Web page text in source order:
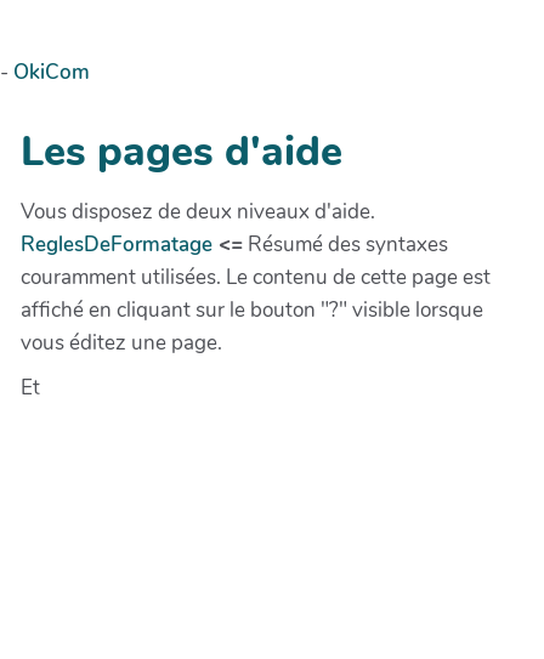
- OkiCom
Les pages d'aide
Vous disposez de deux niveaux d'aide.
ReglesDeFormatage <= Résumé des syntaxes
couramment utilisées. Le contenu de cette page est
affiché en cliquant sur le bouton "?" visible lorsque
vous éditez une page.
Et